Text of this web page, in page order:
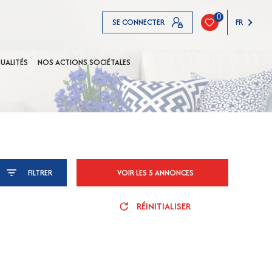
SE CONNECTER 0 FR
NOS ACTIONS SOCIÉTALES
FILTRER VOIR LES 5 ANNONCES
RÉINITIALISER